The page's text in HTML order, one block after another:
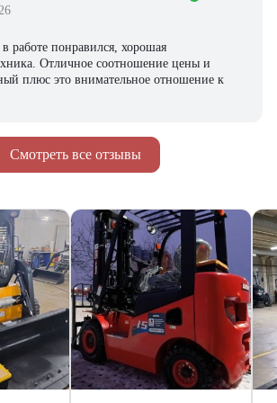
Смотреть все отзывы
работе понравился, хорошая
Отличное соотношение цены и
плюс это внимательное отношение к